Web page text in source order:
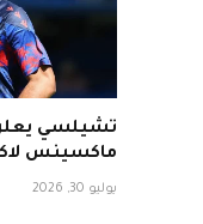
تشيلسي
ماكسينس لاكروا
يوليو 30, 2026